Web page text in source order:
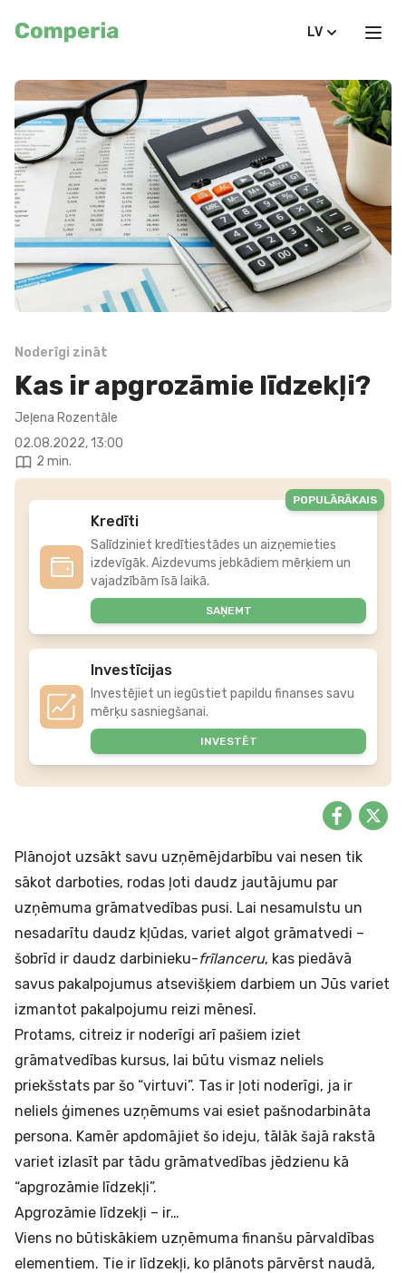
LV
Noderīgi zināt
Kas ir apgrozāmie līdzekļi?
Jeļena Rozentāle
02.08.2022, 13:00
2 min.
Kredīti
Salīdziniet kredītiestādes un aizņemieties
izdevīgāk. Aizdevums jebkādiem mērķiem un
vajadzībām īsā laikā.
SAŅEMT
POPULĀRĀKAIS
Investīcijas
Investējiet un iegūstiet papildu finanses savu
mērķu sasniegšanai.
INVESTĒT
Plānojot uzsākt savu uzņēmējdarbību vai nesen tik
sākot darboties, rodas ļoti daudz jautājumu par
uzņēmuma grāmatvedības pusi. Lai nesamulstu un
nesadarītu daudz kļūdas, variet algot grāmatvedi –
šobrīd ir daudz darbinieku-frīlanceru, kas piedāvā
savus pakalpojumus atsevišķiem darbiem un Jūs variet
izmantot pakalpojumu reizi mēnesī.
Protams, citreiz ir noderīgi arī pašiem iziet
grāmatvedības kursus, lai būtu vismaz neliels
priekšstats par šo “virtuvi”. Tas ir ļoti noderīgi, ja ir
neliels ģimenes uzņēmums vai esiet pašnodarbināta
persona. Kamēr apdomājiet šo ideju, tālāk šajā rakstā
variet izlasīt par tādu grāmatvedības jēdzienu kā
“apgrozāmie līdzekļi”.
Apgrozāmie līdzekļi – ir…
Viens no būtiskākiem uzņēmuma finanšu pārvaldības
elementiem. Tie ir līdzekļi, ko plānots pārvērst naudā,